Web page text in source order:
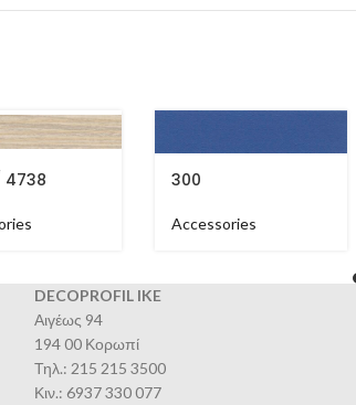
4738 300
Accessories
DECOPROFIL IKE
Αιγέως 94
194 00 Κορωπί
Τηλ.: 215 215 3500
Κιν.: 6937 330 077